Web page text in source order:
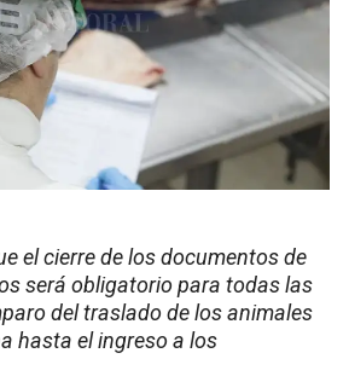
el cierre de los documentos de
será obligatorio para todas las
del traslado de los animales
hasta el ingreso a los